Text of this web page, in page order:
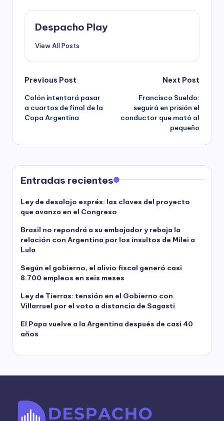
Despacho Play
View All Posts
Post
navigation
Previous Post
Colón intentará pasar
a cuartos de final de la
Copa Argentina
Next Post
Francisco Sueldo:
seguirá en prisión el
conductor que mató al
pequeño
Entradas recientes
Ley de desalojo exprés: las claves del proyecto
que avanza en el Congreso
Brasil no repondrá a su embajador y rebaja la
relación con Argentina por los insultos de Milei a
Lula
Según el gobierno, el alivio fiscal generó casi
8.700 empleos en seis meses
Ley de Tierras: tensión en el Gobierno con
Villarruel por el voto a distancia de Sagasti
El Papa vuelve a la Argentina después de casi 40
años